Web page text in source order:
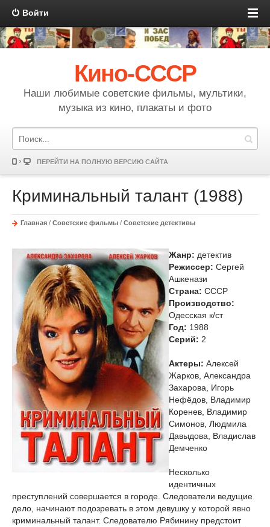
Войти
Кино-СССР
Наши любимые советские фильмы, мультики,
музыка из кино, плакаты и фото
ПЕРЕЙТИ НА ПОЛНУЮ ВЕРСИЮ САЙТА
Криминальный талант (1988)
Главная / Советские фильмы / Советские детективы
Жанр: детектив
Режиссер: Сергей
Ашкенази
Страна: СССР
Производство:
Одесская к/ст
Год: 1988
Cерий: 2
Актеры: Алексей
Жарков, Александра
Захарова, Игорь
Нефёдов, Владимир
Коренев, Владимир
Симонов, Людмила
Давыдова, Владислав
Демченко
Несколько
идентичных
преступлений совершается в городе. Следователи ведущие
дело, начинают подозревать в этом девушку у которой явно
криминальный талант. Следователю Рябинину предстоит